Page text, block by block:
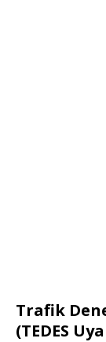
Trafik
(TEDES